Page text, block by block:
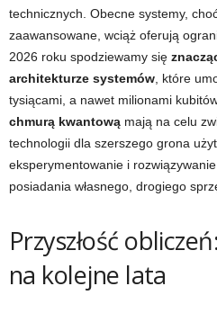
technicznych. Obecne systemy,
zaawansowane, wciąż oferują
2026 roku spodziewamy się
architekturze systemów , które
tysiącami, a nawet milionami
chmurą kwantową mają na celu
technologii dla szerszego grona
eksperymentowanie i
posiadania własnego, drogiego
Przyszłość
na kolejne lata